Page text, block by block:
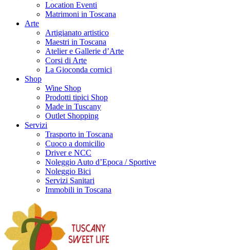
Location Eventi
Matrimoni in Toscana
Arte
Artigianato artistico
Maestri in Toscana
Atelier e Gallerie d’Arte
Corsi di Arte
La Gioconda cornici
Shop
Wine Shop
Prodotti tipici Shop
Made in Tuscany
Outlet Shopping
Servizi
Trasporto in Toscana
Cuoco a domicilio
Driver e NCC
Noleggio Auto d’Epoca / Sportive
Noleggio Bici
Servizi Sanitari
Immobili in Toscana